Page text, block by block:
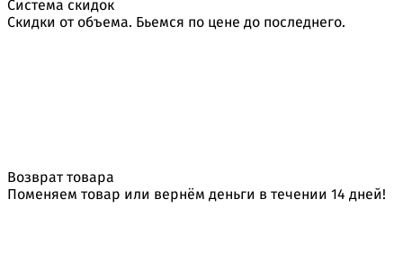
Система скидок
Скидки от объема. Бьемся по цене до последнего.
Возврат товара
Поменяем товар или вернём деньги в течении 14 дней!